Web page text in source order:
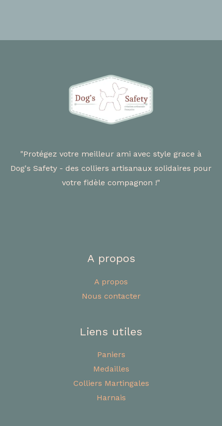
"Protégez votre meilleur ami avec style grace à
Dog's Safety - des colliers artisanaux solidaires pour
votre fidèle compagnon !"
A propos
A propos
Nous contacter
Liens utiles
Paniers
Medailles
Colliers Martingales
Harnais